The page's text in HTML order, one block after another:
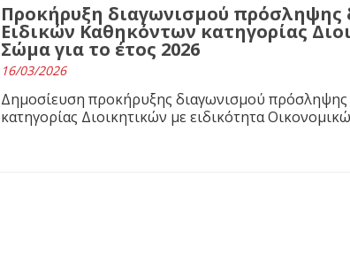
Προκήρυξη διαγωνισμού
Ειδικών Καθηκόντων κατηγορίας
Σώμα για το έτος 2026
16/03/2026
Δημοσίευση προκήρυξης διαγωνισμού
κατηγορίας Διοικητικών με ειδικότητα